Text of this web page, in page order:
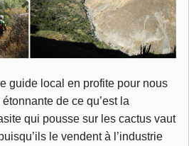
guide local en profite pour nous
de ce qu’est la
qui pousse sur les cactus vaut
le vendent à l’industrie